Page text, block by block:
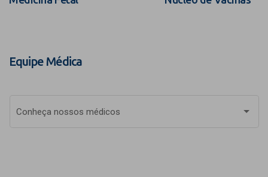
Equipe Médica
Conheça nossos médicos